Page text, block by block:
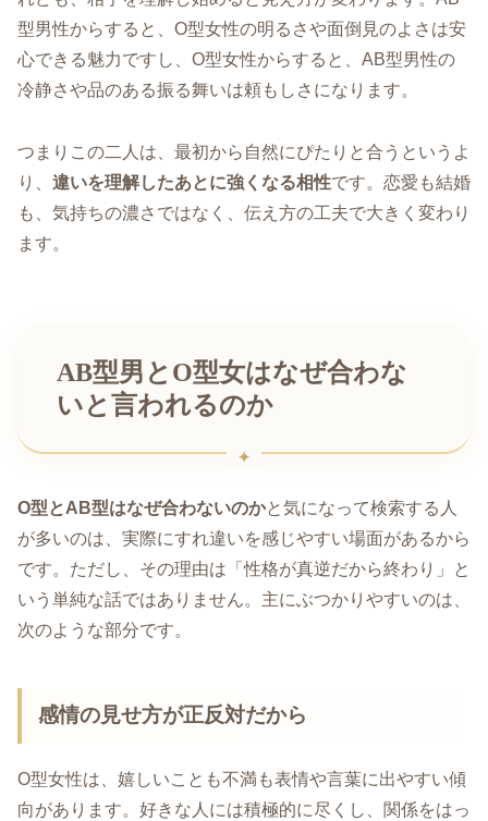
型男性からすると、O型女性の明るさや面倒見のよさは安
心できる魅力ですし、O型女性からすると、AB型男性の
冷静さや品のある振る舞いは頼もしさになります。
つまりこの二人は、最初から自然にぴたりと合うというよ
り、 違いを理解したあとに強くなる相性です。恋愛も結婚
も、気持ちの濃さではなく、伝え方の工夫で大きく変わり
ます。
AB型男とO型女はなぜ合わな
いと言われるのか
O型とAB型はなぜ合わないのかと気になって検索する人
が多いのは、実際にすれ違いを感じやすい場面があるから
です。ただし、その理由は「性格が真逆だから終わり」と
いう単純な話ではありません。主にぶつかりやすいのは、
次のような部分です。
感情の見せ方が正反対だから
O型女性は、嬉しいことも不満も表情や言葉に出やすい傾
向があります。好きな人には積極的に尽くし、関係をはっ